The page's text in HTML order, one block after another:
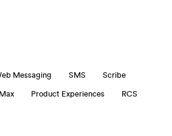
Email Automation links
links
Messaging SMS Scribe
Product Experiences RCS